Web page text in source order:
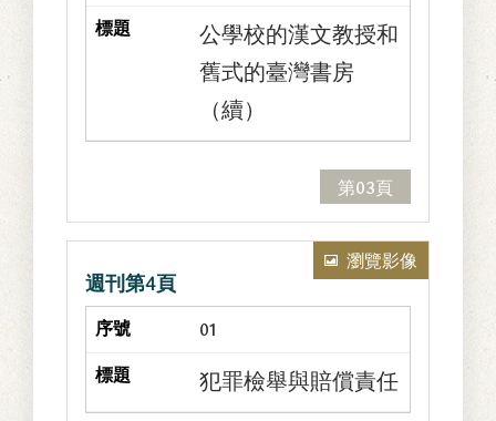
公學校的漢文教授和
舊式的臺灣書房
（續）
第03頁
週刊第4頁
瀏覽影像
01
犯罪檢舉與賠償責任